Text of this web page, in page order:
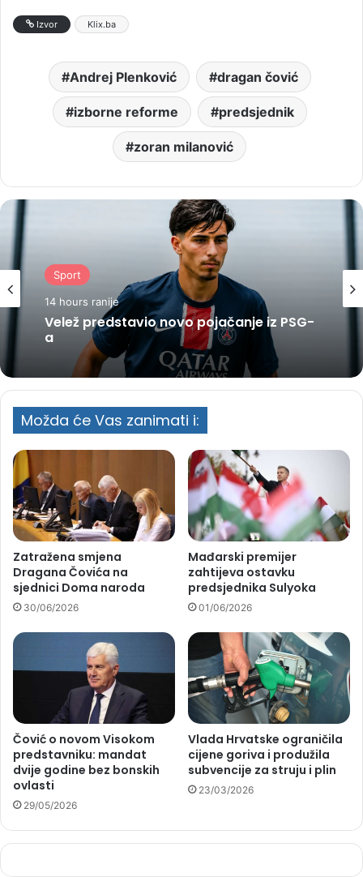
Izvor Klix.ba
Andrej Plenković dragan čović
izborne reforme predsjednik
zoran milanović
Sport
14 hours ranije
Velež predstavio novo pojačanje iz PSG-
a
Možda će Vas zanimati i:
Zatražena smjena
Dragana Čovića na
sjednici Doma naroda
30/06/2026
Mađarski premijer
zahtijeva ostavku
predsjednika Sulyoka
01/06/2026
Čović o novom Visokom
predstavniku: mandat
dvije godine bez bonskih
ovlasti
29/05/2026
Vlada Hrvatske ograničila
cijene goriva i produžila
subvencije za struju i plin
23/03/2026